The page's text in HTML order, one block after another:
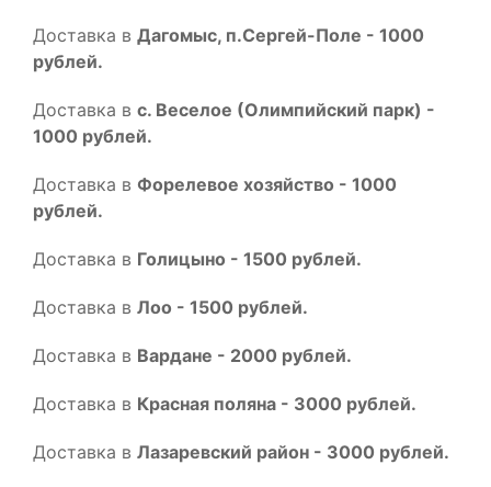
Доставка в Дагомыс, п.Сергей-Поле - 1000
рублей.
Доставка в с. Веселое (Олимпийский парк) -
1000 рублей.
Доставка в Форелевое хозяйство - 1000
рублей.
Доставка в Голицыно - 1500 рублей.
Доставка в Лоо - 1500 рублей.
Доставка в Вардане - 2000 рублей.
Доставка в Красная поляна - 3000 рублей.
Доставка в Лазаревский район - 3000 рублей.